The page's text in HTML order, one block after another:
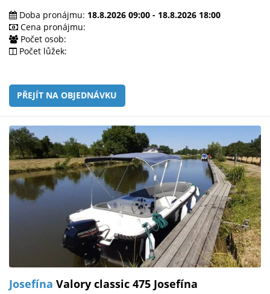
Doba pronájmu: 18.8.2026 09:00 - 18.8.2026 18:00
Cena pronájmu:
Počet osob:
Počet lůžek:
PŘEJÍT NA OBJEDNÁVKU
Josefína Valory classic 475 Josefína